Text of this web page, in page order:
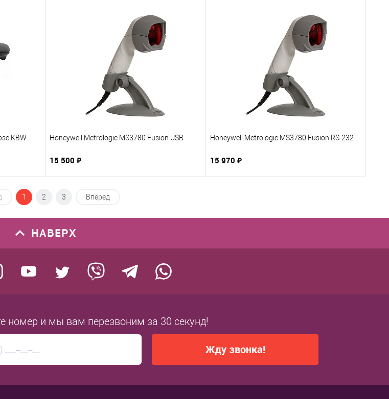
В избранное
Под заказ
В избранное
Под заказ
KBW Honeywell Metrologic MS3780 Fusion USB
15 500 ₽
Купить в 1 клик
К сравнению
В избранное
Honeywell Metrologic MS3780 Fusion RS-232
15 970 ₽
Купить в 1 клик
В избранное
1 2 3 Вперед
НАВЕРХ
номер и мы вам перезвоним за 30 секунд!
Жду звонка!